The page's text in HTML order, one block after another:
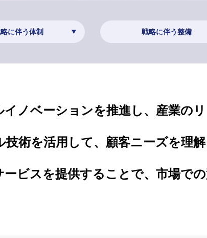
に伴う体制 戦略に伴う整備
ノベーションを推進し、 産業の
技術を活用して、顧客ニーズを理解
ビスを提供することで、市場での